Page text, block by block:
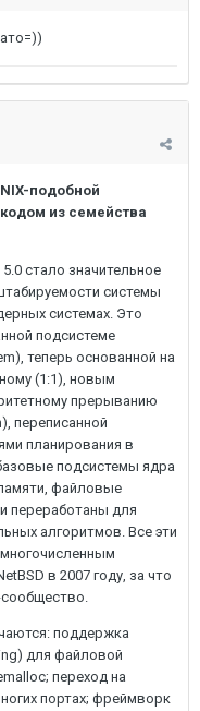
подобной
из семейства
стало значительное
системы
системах. Это
подсистеме
теперь основанной на
(1:1), новым
прерыванию
переписанной
планирования в
подсистемы ядра
файловые
переработаны для
алгоритмов. Все эти
в 2007 году, за что
сообщество.
поддержка
для файловой
переход на
портах; фреймворк